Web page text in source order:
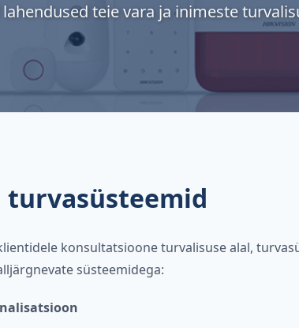
lahendused teie vara ja inimeste
turvasüsteemid
konsultatsioone turvalisuse alal,
süsteemidega: